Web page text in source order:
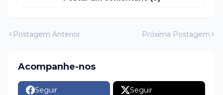
Postagem Anterior Próxima Postagem
Acompanhe-nos
Seguir Seguir